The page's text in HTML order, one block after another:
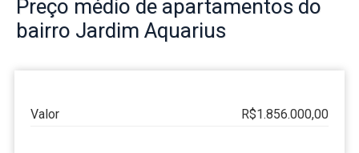
Preço médio de apartamentos do
bairro Jardim Aquarius
Valor R$1.856.000,00